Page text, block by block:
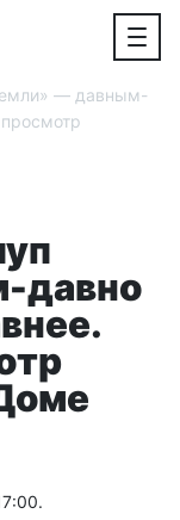
— давным-
давно